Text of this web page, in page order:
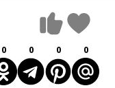
0 0 0 0